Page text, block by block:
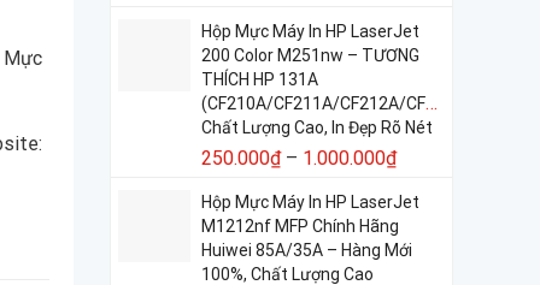
Mực
Hộp Mực Máy In HP LaserJet
200 Color M251nw – TƯƠNG
THÍCH HP 131A
(CF210A/CF211A/CF212A/CF213A)
Chất Lượng Cao, In Đẹp Rõ Nét
250.000₫ – 1.000.000₫
Hộp Mực Máy In HP LaserJet
M1212nf MFP Chính Hãng
Huiwei 85A/35A – Hàng Mới
100%, Chất Lượng Cao